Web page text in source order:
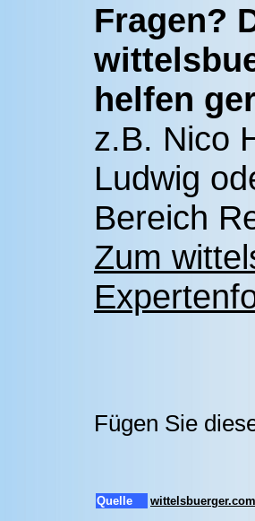
Fragen?
helfen
z.B. Nico
Ludwig
Bereich
Zum
Fügen Sie
Quelle wittelsbuerger.com